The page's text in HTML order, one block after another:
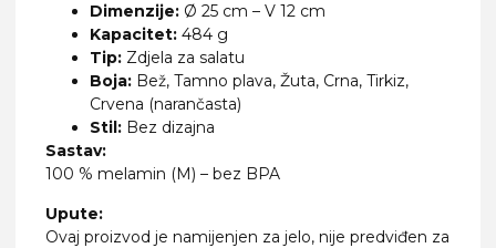
Dimenzije: Ø 25 cm – V 12 cm
Kapacitet: 484 g
Tip: Zdjela za salatu
Boja: Bež, Tamno plava, Žuta, Crna, Tirkiz,
Crvena (narančasta)
Stil: Bez dizajna
Sastav:
100 % melamin (M) – bez BPA
Upute:
Ovaj proizvod je namijenjen za jelo, nije predviđen za